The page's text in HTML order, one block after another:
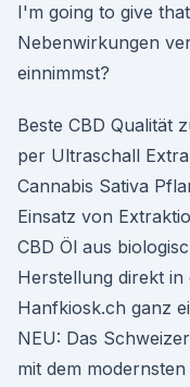
I'm going to give
Nebenwirkungen
einnimmst?
Beste CBD Qualität
per Ultraschall
Cannabis Sativa
Einsatz von
CBD Öl aus
Herstellung direkt in
Hanfkiosk.ch ganz
NEU: Das
mit dem